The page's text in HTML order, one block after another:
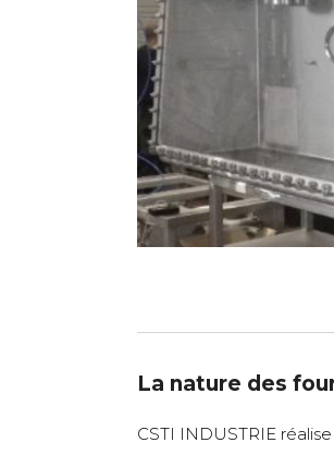
La nature des
CSTI INDUSTRIE réalise